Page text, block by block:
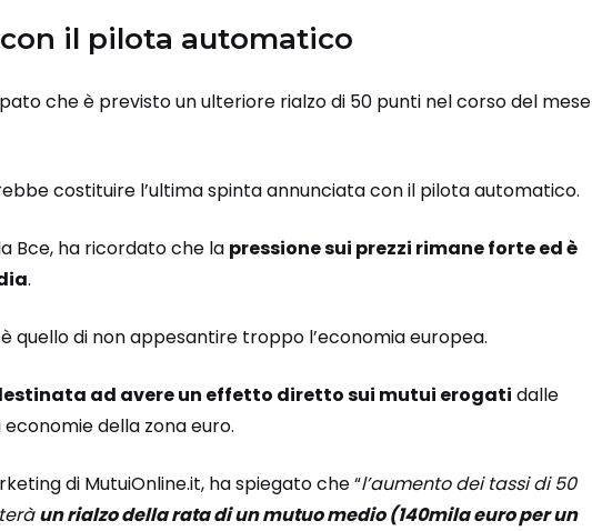
il pilota automatico
che è previsto un ulteriore rialzo di 50 punti nel corso del mese
costituire l’ultima spinta annunciata con il pilota automatico.
Bce, ha ricordato che la pressione sui prezzi rimane forte ed è
.
quello di non appesantire troppo l’economia europea.
ad avere un effetto diretto sui mutui erogati dalle
della zona euro.
di MutuiOnline.it, ha spiegato che “l’aumento dei tassi di 50
un rialzo della rata di un mutuo medio (140mila euro per un